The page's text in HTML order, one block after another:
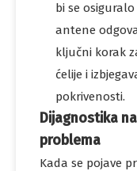
bi se
antene
ključni korak
ćelije i
pokrivenosti.
Dijagnostika
problema
Kada se pojave